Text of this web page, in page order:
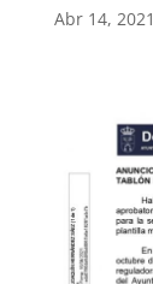
Abr 14, 2021